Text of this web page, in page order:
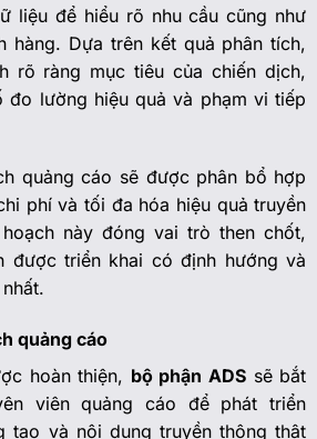
liệu để hiểu rõ nhu cầu cũng như
hàng. Dựa trên kết quả phân tích,
rõ ràng mục tiêu của chiến dịch,
đo lường hiệu quả và phạm vi tiếp
quảng cáo sẽ được phân bổ hợp
phí và tối đa hóa hiệu quả truyền
này đóng vai trò then chốt,
được triển khai có định hướng và
quảng cáo
hoàn thiện, bộ phận ADS sẽ bắt
viên quảng cáo để phát triển
tạo và nội dung truyền thông thật